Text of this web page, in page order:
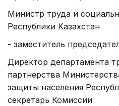
Министр труда и
Республики Казахстан
- заместитель
Директор департамента
партнерства
защиты населения
секретарь Комиссии